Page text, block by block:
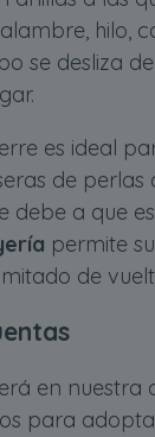
hilo,
se desliza
es ideal
de perlas
debe a que
permite
de
en nuestra
para